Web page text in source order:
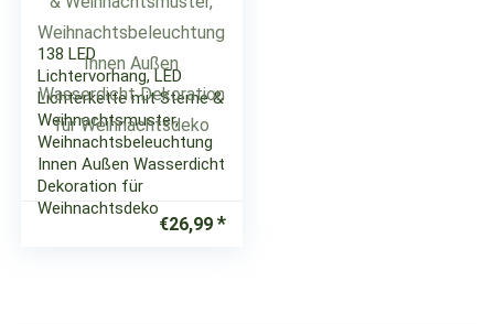
138 LED
Lichtervorhang, LED
Lichterkette mit Sterne &
Weihnachtsmuster,
Weihnachtsbeleuchtung
Innen Außen Wasserdicht
Dekoration für
Weihnachtsdeko
€26,99